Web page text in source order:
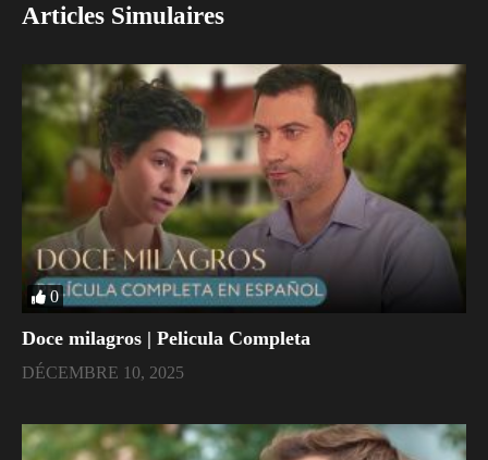
Articles Simulaires
0
Doce milagros | Pelicula Completa
DÉCEMBRE 10, 2025